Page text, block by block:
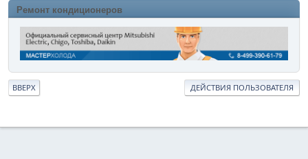
Ремонт кондиционеров
ВВЕРХ ДЕЙСТВИЯ ПОЛЬЗОВАТЕЛЯ